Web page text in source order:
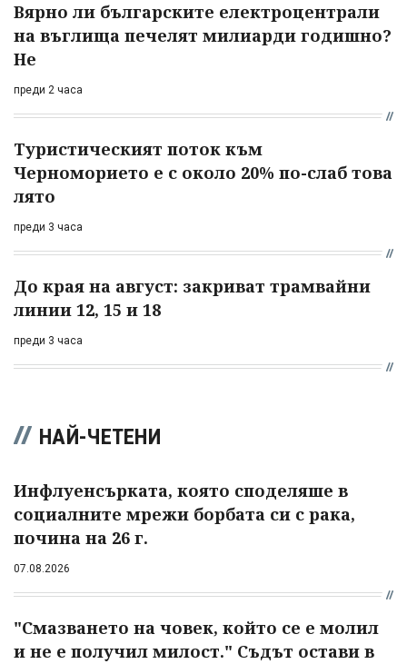
Вярно ли българските електроцентрали
на въглища печелят милиарди годишно?
Не
преди 2 часа
Туристическият поток към
Черноморието е с около 20% по-слаб това
лято
преди 3 часа
До края на август: закриват трамвайни
линии 12, 15 и 18
преди 3 часа
НАЙ-ЧЕТЕНИ
Инфлуенсърката, която споделяше в
социалните мрежи борбата си с рака,
почина на 26 г.
07.08.2026
"Смазването на човек, който се е молил
и не е получил милост." Съдът остави в